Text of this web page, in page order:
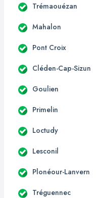
Trémaouézan
Mahalon
Pont Croix
Cléden-Cap-Sizun
Goulien
Primelin
Loctudy
Lesconil
Plonéour-Lanvern
Tréguennec